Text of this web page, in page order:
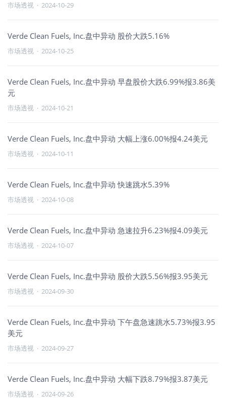
市场透视 · 2024-10-29
Verde Clean Fuels, Inc.盘中异动 股价大跌5.16%
市场透视 · 2024-10-25
Verde Clean Fuels, Inc.盘中异动 早盘股价大跌6.99%报3.86美
元
市场透视 · 2024-10-21
Verde Clean Fuels, Inc.盘中异动 大幅上涨6.00%报4.24美元
市场透视 · 2024-10-11
Verde Clean Fuels, Inc.盘中异动 快速跳水5.39%
市场透视 · 2024-10-08
Verde Clean Fuels, Inc.盘中异动 急速拉升6.23%报4.09美元
市场透视 · 2024-10-07
Verde Clean Fuels, Inc.盘中异动 股价大跌5.56%报3.95美元
市场透视 · 2024-09-30
Verde Clean Fuels, Inc.盘中异动 下午盘急速跳水5.73%报3.95
美元
市场透视 · 2024-09-27
Verde Clean Fuels, Inc.盘中异动 大幅下跌8.79%报3.87美元
市场透视 · 2024-09-26